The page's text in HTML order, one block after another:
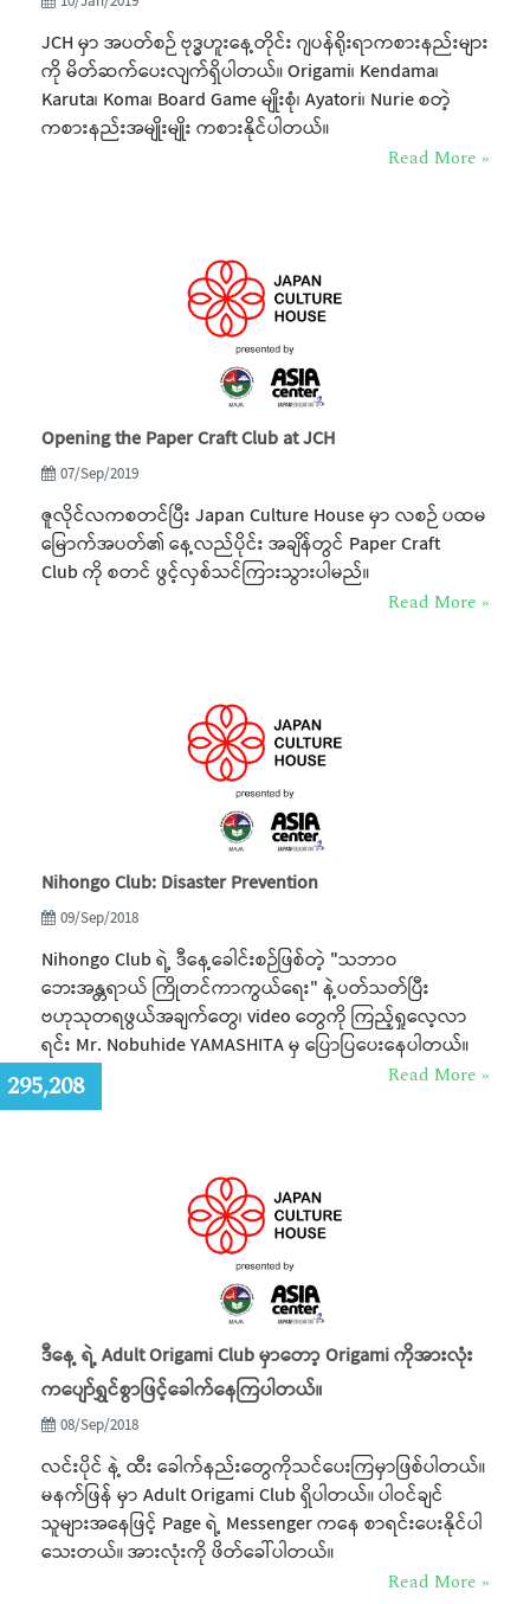
JCH မှာ အပတ်စဉ် ဗုဒ္ဓဟူးနေ့တိုင်း ဂျပန်ရိုးရာကစားနည်းများ
ကို မိတ်ဆက်ပေးလျက်ရှိပါတယ်။ Origami၊ Kendama၊
Karuta၊ Koma၊ Board Game မျိုးစုံ၊ Ayatori၊ Nurie စတဲ့
ကစားနည်းအမျိုးမျိုး ကစားနိုင်ပါတယ်။
Read More »
Opening the Paper Craft Club at JCH
07/Sep/2019
ဇူလိုင်လကစတင်ပြီး Japan Culture House မှာ လစဉ် ပထမ
မြောက်အပတ်၏ နေ့လည်ပိုင်း အချိန်တွင် Paper Craft
Club ကို စတင် ဖွင့်လှစ်သင်ကြားသွားပါမည်။
Read More »
Nihongo Club: Disaster Prevention
09/Sep/2018
Nihongo Club ရဲ့ ဒီနေ့ခေါင်းစဉ်ဖြစ်တဲ့ "သဘာဝ
ဘေးအန္တရာယ် ကြိုတင်ကာကွယ်ရေး" နဲ့ပတ်သတ်ပြီး
ဗဟုသုတရဖွယ်အချက်တွေ၊ video တွေကို ကြည့်ရှုလေ့လာ
ရင်း Mr. Nobuhide YAMASHITA မှ ပြောပြပေးနေပါတယ်။
Read More »
ဒီနေ့ ရဲ့ Adult Origami Club မှာတော့ Origami ကိုအားလုံး
ကပျော်ရွှင်စွာဖြင့်ခေါက်နေကြပါတယ်။
08/Sep/2018
လင်းပိုင် နဲ့ ထီး ခေါက်နည်းတွေကိုသင်ပေးကြမှာဖြစ်ပါတယ်။
မနက်ဖြန် မှာ Adult Origami Club ရှိပါတယ်။ ပါဝင်ချင်
သူများအနေဖြင့် Page ရဲ့ Messenger ကနေ စာရင်းပေးနိုင်ပါ
သေးတယ်။ အားလုံးကို ဖိတ်ခေါ်ပါတယ်။
Read More »
295,208